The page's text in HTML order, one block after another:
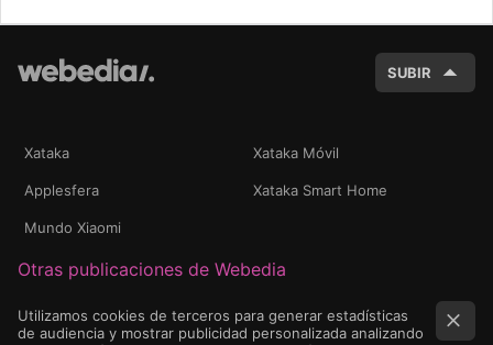
SUBIR
Xataka Xataka Móvil
Applesfera Xataka Smart Home
Mundo Xiaomi
Otras publicaciones de Webedia
Utilizamos cookies de terceros para generar estadísticas
de audiencia y mostrar publicidad personalizada analizando